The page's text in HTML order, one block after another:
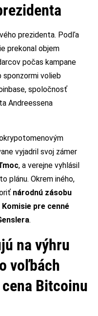
prezidenta. Podľa
prekonal objem
počas kampane
sponzormi volieb
spoločnosť
Andreessena
vyjadril svoj zámer
, a verejne vyhlásil
plánu. Okrem iného,
národnú zásobu
pre cenné
.
na výhru
voľbách
Bitcoinu